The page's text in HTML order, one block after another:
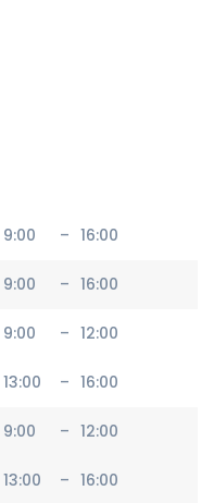
9:00 – 16:00
9:00 – 16:00
9:00 – 12:00
13:00 – 16:00
9:00 – 12:00
13:00 – 16:00